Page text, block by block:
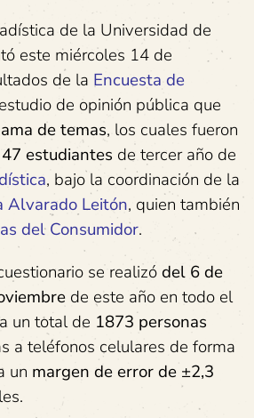
de la Universidad de
este miércoles 14 de
de la Encuesta de
de opinión pública que
de temas, los cuales fueron
47 estudiantes de tercer año de
, bajo la coordinación de la
Alvarado Leitón, quien también
del Consumidor.
se realizódel 6 de
de este año en todo el
un total de 1873 personas
a teléfonos celulares de forma
un margen de error de ±2,3